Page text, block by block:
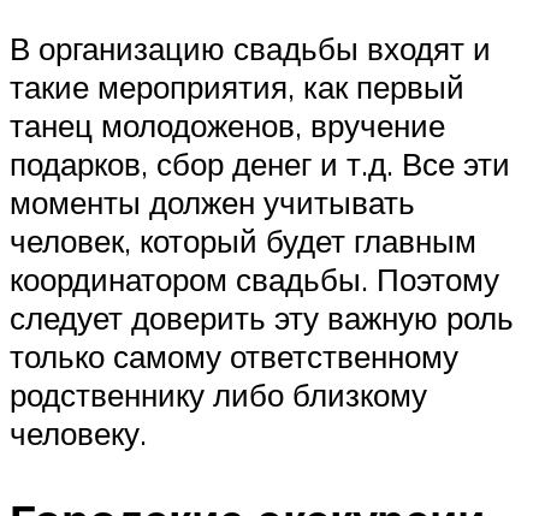
В организацию свадьбы входят и
такие мероприятия, как первый
танец молодоженов, вручение
подарков, сбор денег и т.д. Все эти
моменты должен учитывать
человек, который будет главным
координатором свадьбы. Поэтому
следует доверить эту важную роль
только самому ответственному
родственнику либо близкому
человеку.